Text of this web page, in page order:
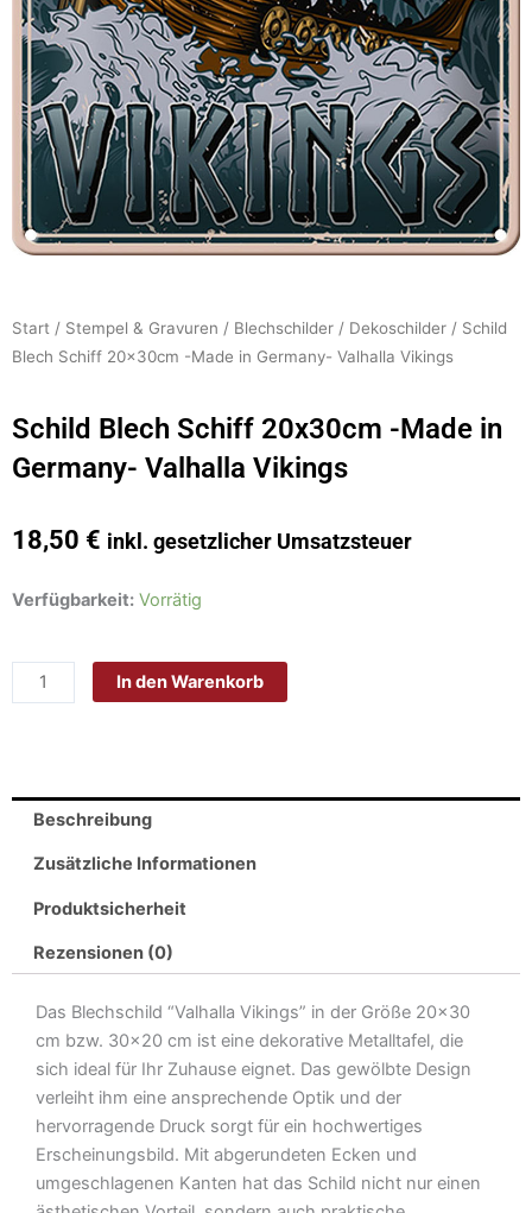
Start / Stempel & Gravuren / Blechschilder / Dekoschilder / Schild
Blech Schiff 20x30cm -Made in Germany- Valhalla Vikings
Schild Blech Schiff 20x30cm -Made in
Germany- Valhalla Vikings
18,50 € inkl. gesetzlicher Umsatzsteuer
Verfügbarkeit: Vorrätig
Schild
20x30cm
Germany-
Valhalla
Vikings
In den Warenkorb
Beschreibung
Zusätzliche Informationen
Produktsicherheit
Rezensionen (0)
Das Blechschild “Valhalla Vikings” in der Größe 20×30
cm bzw. 30×20 cm ist eine dekorative Metalltafel, die
sich ideal für Ihr Zuhause eignet. Das gewölbte Design
verleiht ihm eine ansprechende Optik und der
hervorragende Druck sorgt für ein hochwertiges
Erscheinungsbild. Mit abgerundeten Ecken und
umgeschlagenen Kanten hat das Schild nicht nur einen